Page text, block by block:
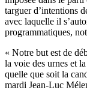
targuer d’intentions
avec laquelle il
programmatiques,
« Notre but est de
la voie des urnes et
quelle que soit la
mardi Jean-Luc